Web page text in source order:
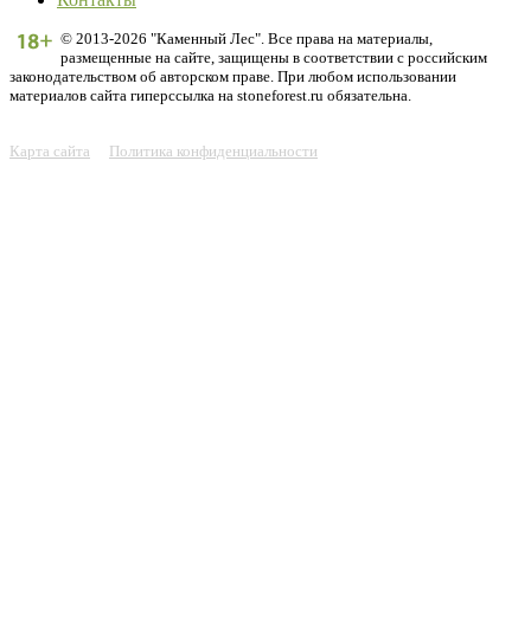
© 2013-2026 "Каменный Лес". Все права на материалы,
размещенные на сайте, защищены в соответствии с российским
законодательством об авторском праве. При любом использовании
материалов сайта гиперссылка на stoneforest.ru обязательна.
Карта сайта Политика конфиденциальности